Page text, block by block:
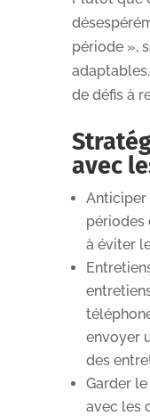
période »,
de défis à
avec
Anticiper
périodes
à éviter
envoyer
des
Garder
avec les